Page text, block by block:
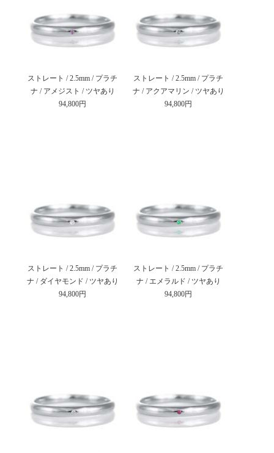
ストレート / 2.5mm / プラチ
ナ / アメジスト / ツヤあり
94,800円
ストレート / 2.5mm / プラチ
ナ / アクアマリン / ツヤあり
94,800円
ストレート / 2.5mm / プラチ
ナ / ダイヤモンド / ツヤあり
94,800円
ストレート / 2.5mm / プラチ
ナ / エメラルド / ツヤあり
94,800円